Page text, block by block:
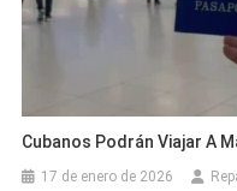
Cubanos Podrán Viajar A
17 de enero de 2026